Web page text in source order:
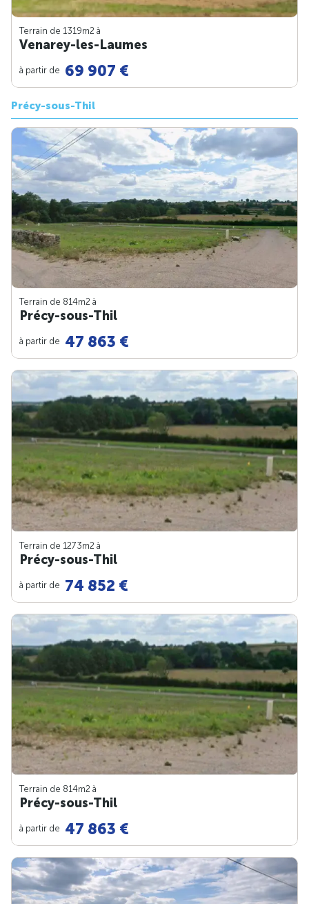
Terrain de 1319m2 à
Venarey-les-Laumes
à partir de 69 907 €
Précy-sous-Thil
Terrain de 814m2 à
Précy-sous-Thil
à partir de 47 863 €
Terrain de 1273m2 à
Précy-sous-Thil
à partir de 74 852 €
Terrain de 814m2 à
Précy-sous-Thil
à partir de 47 863 €